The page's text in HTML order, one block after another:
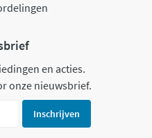
en acties.
onze nieuwsbrief.
Inschrijven